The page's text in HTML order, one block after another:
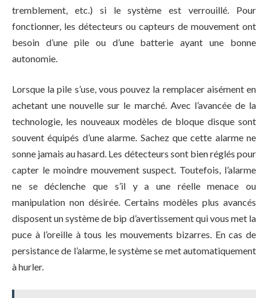
tremblement, etc.) si le système est verrouillé. Pour
fonctionner, les détecteurs ou capteurs de mouvement ont
besoin d’une pile ou d’une batterie ayant une bonne
autonomie.
Lorsque la pile s’use, vous pouvez la remplacer aisément en
achetant une nouvelle sur le marché. Avec l’avancée de la
technologie, les nouveaux modèles de bloque disque sont
souvent équipés d’une alarme. Sachez que cette alarme ne
sonne jamais au hasard. Les détecteurs sont bien réglés pour
capter le moindre mouvement suspect. Toutefois, l’alarme
ne se déclenche que s’il y a une réelle menace ou
manipulation non désirée. Certains modèles plus avancés
disposent un système de bip d’avertissement qui vous met la
puce à l’oreille à tous les mouvements bizarres. En cas de
persistance de l’alarme, le système se met automatiquement
à hurler.